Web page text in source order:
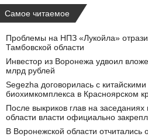
Самое читаемое
Проблемы на НПЗ «Лукойла»
Тамбовской области
Инвестор из Воронежа удвоил
млрд рублей
Segezha договорилась с
биохимкомплекса в Красноярском
После выкриков глав на заседаниях
области власти официально
В Воронежской области отчитались